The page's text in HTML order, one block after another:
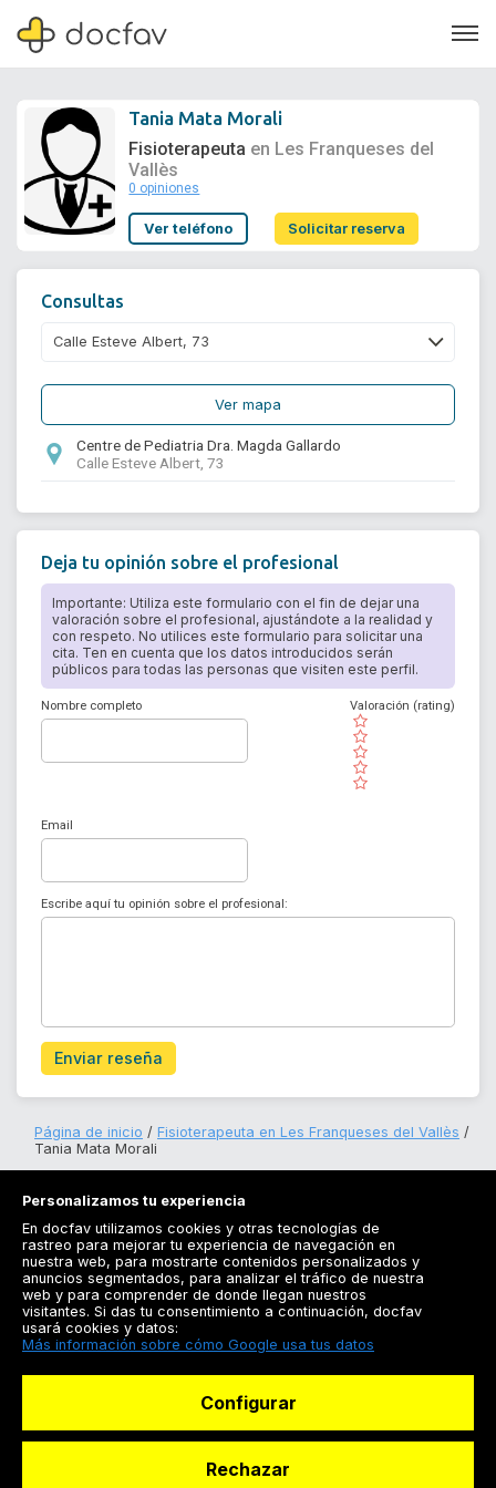
Quiénes somos
Tania Mata Morali
Fisioterapeuta en Les Franqueses del
Vallès
0 opiniones
Ver teléfono Solicitar reserva
Consultas
Ver mapa
Centre de Pediatria Dra. Magda Gallardo
Calle Esteve Albert, 73
Deja tu opinión sobre el profesional
Importante: Utiliza este formulario con el fin de dejar una
valoración sobre el profesional, ajustándote a la realidad y
con respeto. No utilices este formulario para solicitar una
cita. Ten en cuenta que los datos introducidos serán
públicos para todas las personas que visiten este perfil.
Nombre completo
( )
( )
( )
( )
( )
Valoración (rating)
Email
Escribe aquí tu opinión sobre el profesional:
Enviar reseña
Página de inicio
Fisioterapeuta en Les Franqueses del Vallès
Tania Mata Morali
Registrarse
Docfav
Especialistas
Personalizamos tu experiencia
En docfav utilizamos cookies y otras tecnologías de
rastreo para mejorar tu experiencia de navegación en
nuestra web, para mostrarte contenidos personalizados y
anuncios segmentados, para analizar el tráfico de nuestra
web y para comprender de donde llegan nuestros
visitantes. Si das tu consentimiento a continuación, docfav
usará cookies y datos:
Más información sobre cómo Google usa tus datos
Configurar
Rechazar